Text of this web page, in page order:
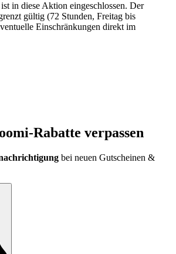
in diese Aktion eingeschlossen. Der
gültig (72 Stunden, Freitag bis
Einschränkungen direkt im
Rabatte verpassen
bei neuen Gutscheinen &